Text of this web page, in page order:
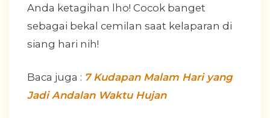
Anda ketagihan lho! Cocok banget
sebagai bekal cemilan saat kelaparan di
siang hari nih!
Baca juga : 7 Kudapan Malam Hari yang
Jadi Andalan Waktu Hujan